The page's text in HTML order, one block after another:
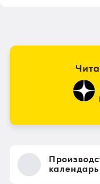
календарь